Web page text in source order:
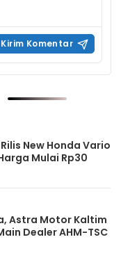
New Honda Vario
Mulai Rp30
Astra Motor Kaltim
Dealer AHM-TSC